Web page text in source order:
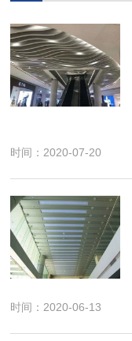
时间：2020-07-20
时间：2020-06-13